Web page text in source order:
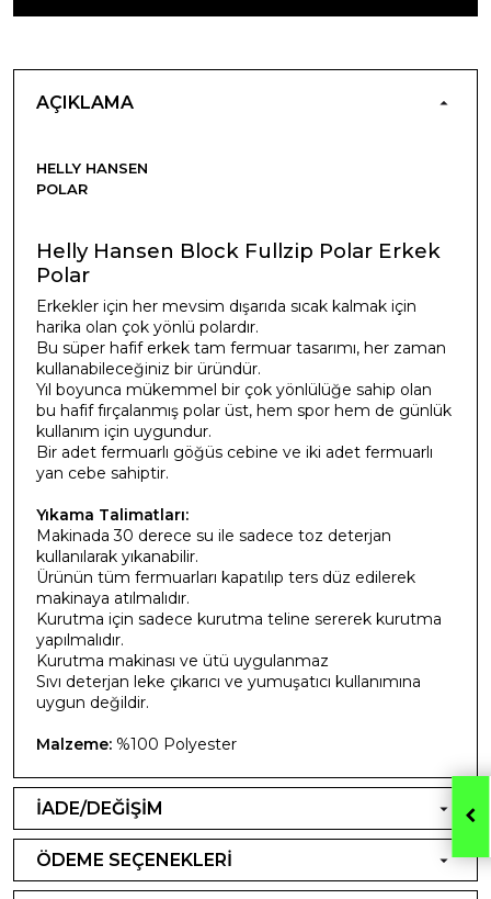
AÇIKLAMA
HELLY HANSEN
POLAR
Helly Hansen Block Fullzip Polar Erkek
Polar
Erkekler için her mevsim dışarıda sıcak kalmak için
harika olan çok yönlü polardır.
Bu süper hafif erkek tam fermuar tasarımı, her zaman
kullanabileceğiniz bir üründür.
Yıl boyunca mükemmel bir çok yönlülüğe sahip olan
bu hafif fırçalanmış polar üst, hem spor hem de günlük
kullanım için uygundur.
Bir adet fermuarlı göğüs cebine ve iki adet fermuarlı
yan cebe sahiptir.
Yıkama Talimatları:
Makinada 30 derece su ile sadece toz deterjan
kullanılarak yıkanabilir.
Ürünün tüm fermuarları kapatılıp ters düz edilerek
makinaya atılmalıdır.
Kurutma için sadece kurutma teline sererek kurutma
yapılmalıdır.
Kurutma makinası ve ütü uygulanmaz
Sıvı deterjan leke çıkarıcı ve yumuşatıcı kullanımına
uygun değildir.
Malzeme: %100 Polyester
İADE/DEĞİŞİM
ÖDEME SEÇENEKLERİ